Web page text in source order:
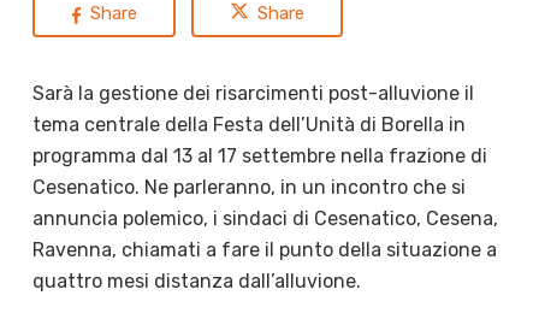
Share Share
Sarà la gestione dei risarcimenti post-alluvione il
tema centrale della Festa dell’Unità di Borella in
programma dal 13 al 17 settembre nella frazione di
Cesenatico. Ne parleranno, in un incontro che si
annuncia polemico, i sindaci di Cesenatico, Cesena,
Ravenna, chiamati a fare il punto della situazione a
quattro mesi distanza dall’alluvione.